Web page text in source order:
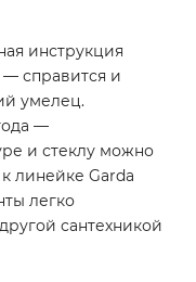
инструкция
— справится и
умелец.
—
и стеклу можно
линейке Garda
легко
сантехникой